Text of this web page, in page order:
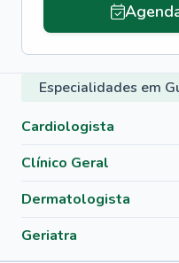
Especialidades em
Cardiologista
Clínico Geral
Dermatologista
Geriatra